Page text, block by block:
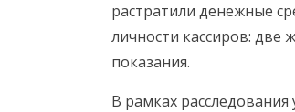
растратили денежные
личности кассиров: две
показания.
В рамках расследования